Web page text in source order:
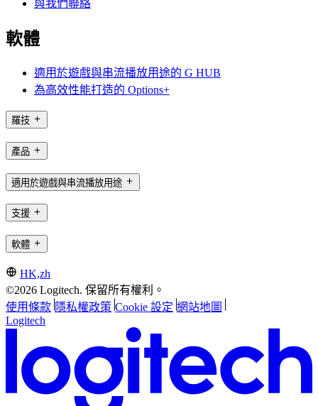
與我們聯絡
軟體
適用於遊戲與串流播放用途的 G HUB
為高效性能打造的 Options+
羅技
產品
適用於遊戲與串流播放用途
支援
軟體
HK,zh
©2026 Logitech. 保留所有權利。
使用條款 隱私權政策 Cookie 設定 網站地圖
Logitech